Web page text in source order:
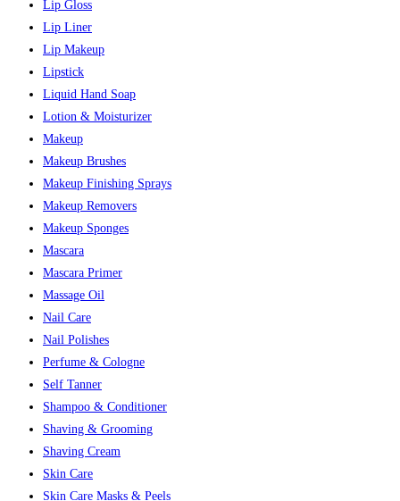
Lip Gloss
Lip Liner
Lip Makeup
Lipstick
Liquid Hand Soap
Lotion & Moisturizer
Makeup
Makeup Brushes
Makeup Finishing Sprays
Makeup Removers
Makeup Sponges
Mascara
Mascara Primer
Massage Oil
Nail Care
Nail Polishes
Perfume & Cologne
Self Tanner
Shampoo & Conditioner
Shaving & Grooming
Shaving Cream
Skin Care
Skin Care Masks & Peels